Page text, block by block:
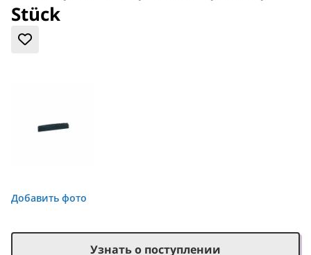
Stück
Добавить фото
Узнать о поступлении